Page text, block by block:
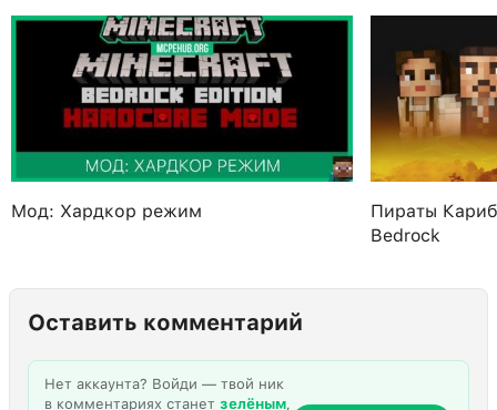
Мод: Хардкор режим
Пираты
Bedrock
Оставить комментарий
Нет аккаунта? Войди — твой ник
в комментариях станет зелёным,